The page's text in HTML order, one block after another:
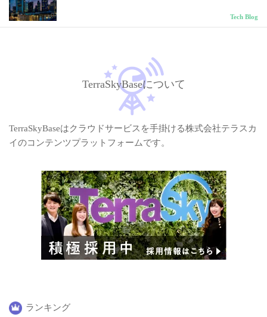
Tech Blog
TerraSkyBaseについて
TerraSkyBaseはクラウドサービスを手掛ける株式会社テラスカ
イのコンテンツプラットフォームです。
ランキング